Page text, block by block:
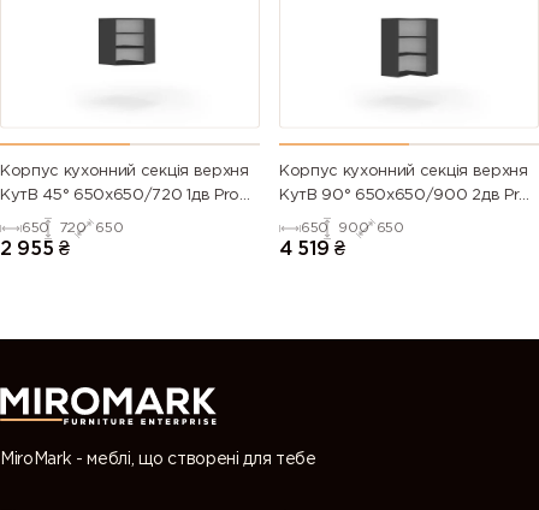
Корпус кухонний секцiя верхня
КутВ 45° 650х650/720 1дв Pro
650 720 650
2 955 ₴
Корпус кухонний секцiя верхня
КутВ 90° 650х650/900 2дв Pro
650 900 650
4 519 ₴
MiroMark - меблі, що створені для тебе